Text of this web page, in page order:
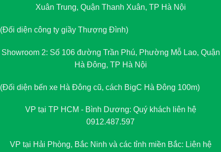
Xuân Trung, Quận Thanh Xuân, TP Hà Nội
(Đối diện công ty giầy Thượng Đình)
Showroom 2: Số 106 đường Trần Phú, Phường Mỗ Lao, Quận
Hà Đông, TP Hà Nội
(Đối diện bến xe Hà Đông cũ, cách BigC Hà Đông 100m)
VP tại TP HCM - Bình Dương: Quý khách liên hệ
0912.487.597
VP tại Hải Phòng, Bắc Ninh và các tỉnh miền Bắc: Liên hệ